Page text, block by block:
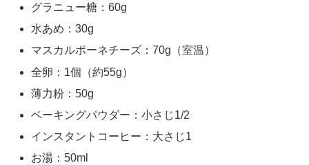
グラニュー糖：60g
水あめ：30g
マスカルポーネチーズ：70g（室温）
全卵：1個（約55g）
薄力粉：50g
ベーキングパウダー：小さじ1/2
インスタントコーヒー：大さじ1
お湯：50ml